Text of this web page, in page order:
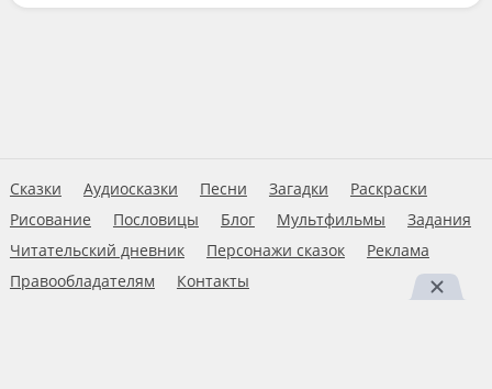
Сказки Аудиосказки Песни Загадки
Раскраски
Рисование
Пословицы Блог Мультфильмы
Задания
Читательский дневник
Персонажи сказок
Реклама
Правообладателям
Контакты